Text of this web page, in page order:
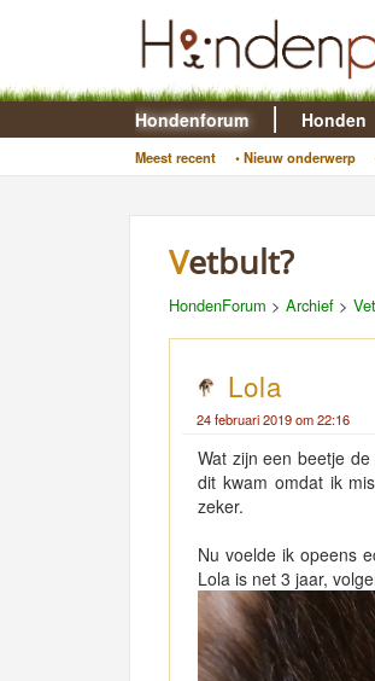
Hondenforum
Meest recent • Nieuw onderwerp
Honden
Vetbult?
HondenForum > Archief >
Lola
24 februari 2019 om 22:16
Wat zijn een beetje
dit kwam omdat ik
zeker.
Nu voelde ik opeens
Lola is net 3 jaar,